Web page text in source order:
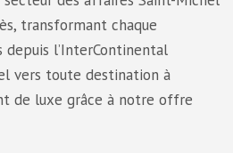
transformant chaque
l’InterContinental
vers toute destination à
de luxe grâce à notre offre